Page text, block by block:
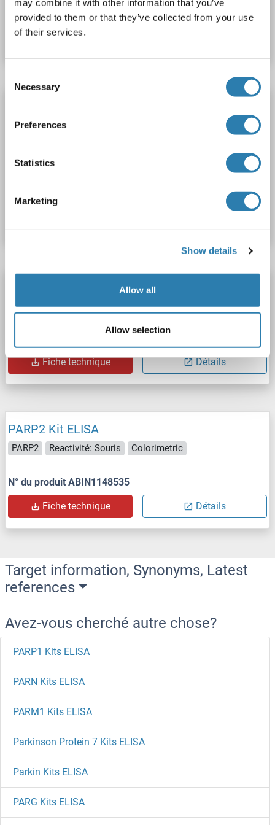
may combine it with other information that you’ve
provided to them or that they’ve collected from your use
of their services.
Selection
Necessary
Preferences
Statistics
Marketing
Show details
Allow all
Allow selection
N° du produit ABIN6230684
Fiche technique
PARP2 Reactivité: Humain
Plasma, Serum, Tissue Homogenate
N° du produit ABIN5594847
PARP2 Reactivité: Humain Colorimetric 0.312-20 ng/mL
Fiche technique Détails
PARP2 Kit ELISA
PARP2 Reactivité: Souris Colorimetric
N° du produit ABIN1148535
Fiche technique Détails
Target information, Synonyms, Latest
references
Avez-vous cherché autre chose?
PARP1 Kits ELISA
PARN Kits ELISA
PARM1 Kits ELISA
Parkinson Protein 7 Kits ELISA
Parkin Kits ELISA
PARG Kits ELISA